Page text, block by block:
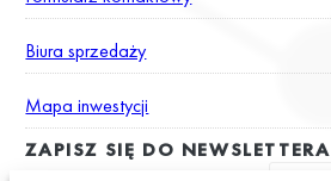
Biura sprzedaży
Mapa inwestycji
ZAPISZ SIĘ DO NEWSLETTERA